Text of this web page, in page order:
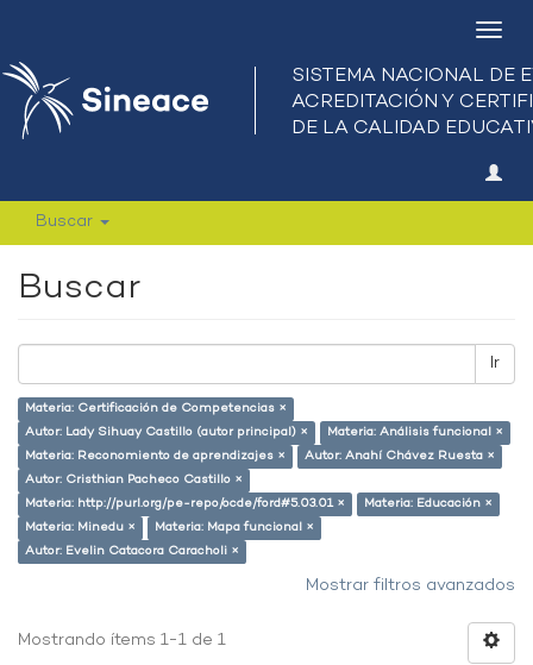
Buscar
Buscar
Ir
Materia: Certificación de Competencias ×
Autor: Lady Sihuay Castillo (autor principal) ×
Materia: Análisis funcional ×
Materia: Reconomiento de aprendizajes ×
Autor: Anahí Chávez Ruesta ×
Autor: Cristhian Pacheco Castillo ×
Materia: http://purl.org/pe-repo/ocde/ford#5.03.01 ×
Materia: Educación ×
Materia: Minedu ×
Materia: Mapa funcional ×
Autor: Evelin Catacora Caracholi ×
Mostrar filtros avanzados
Mostrando ítems 1-1 de 1